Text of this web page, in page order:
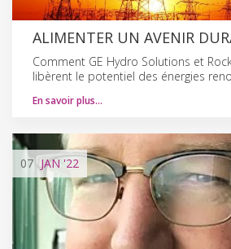
ALIMENTER UN AVENIR
Comment GE Hydro Solutions et
libèrent le potentiel des énergies
En savoir plus…
07 JAN '22